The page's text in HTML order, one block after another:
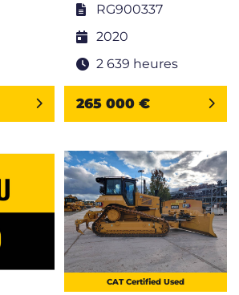
RG900337
2020
2 639 heures
265 000 €
CAT Certified Used